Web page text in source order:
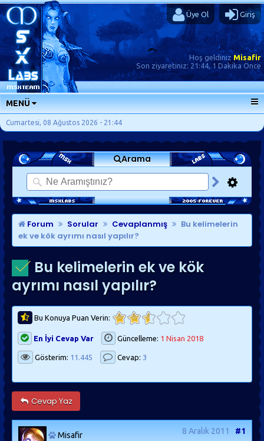
Üye Ol Giriş
Hoş geldinizMisafir
Son ziyaretiniz: 21:44, 1 Dakika Önce
MENÜ
ANA SAYFA
FORUMLAR
SORU-CEVAP
GÜNLÜKLER
SON MESAJLAR
KISAYOLLAR
Cumartesi, 08 Ağustos 2026 - 21:44
Arama
Forum Sorular Cevaplanmış
Bu kelimelerin
ek ve kök ayrımı nasıl yapılır?
Bu kelimelerin ek ve kök
ayrımı nasıl yapılır?
Bu Konuya Puan Verin:
En İyi Cevap Var Güncelleme: 1 Nisan 2018
Gösterim: 11.445 Cevap: 3
Cevap Yaz
Misafir 8 Aralık 2011 #1